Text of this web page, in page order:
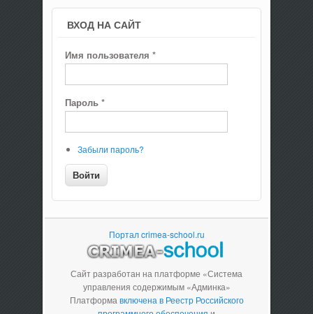
ВХОД НА САЙТ
Имя пользователя *
Пароль *
Забыли пароль?
Портал crimea-school.ru
Сайт разработан на платформе «Система
управления содержимым «Админка»
Платформа включена в Реестр Российского